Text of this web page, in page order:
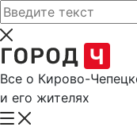
Все о Кирово-
и его жителях